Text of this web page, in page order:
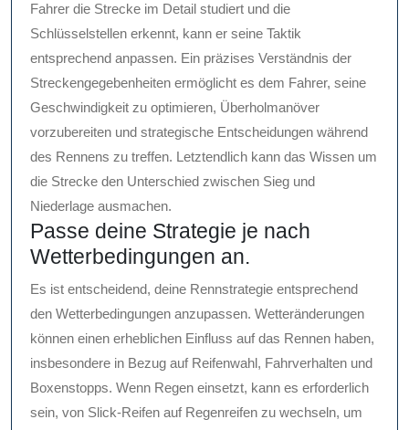
Fahrer die Strecke im Detail studiert und die
Schlüsselstellen erkennt, kann er seine Taktik
entsprechend anpassen. Ein präzises Verständnis der
Streckengegebenheiten ermöglicht es dem Fahrer, seine
Geschwindigkeit zu optimieren, Überholmanöver
vorzubereiten und strategische Entscheidungen während
des Rennens zu treffen. Letztendlich kann das Wissen um
die Strecke den Unterschied zwischen Sieg und
Niederlage ausmachen.
Passe deine Strategie je nach
Wetterbedingungen an.
Es ist entscheidend, deine Rennstrategie entsprechend
den Wetterbedingungen anzupassen. Wetteränderungen
können einen erheblichen Einfluss auf das Rennen haben,
insbesondere in Bezug auf Reifenwahl, Fahrverhalten und
Boxenstopps. Wenn Regen einsetzt, kann es erforderlich
sein, von Slick-Reifen auf Regenreifen zu wechseln, um